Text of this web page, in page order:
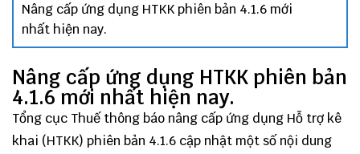
Nâng cấp ứng dụng HTKK phiên bản 4.1.6 mới
nhất hiện nay.
Nâng cấp ứng dụng HTKK phiên bản
4.1.6 mới nhất hiện nay.
Tổng cục Thuế thông báo nâng cấp ứng dụng Hỗ trợ kê
khai (HTKK) phiên bản 4.1.6 cập nhật một số nội dung